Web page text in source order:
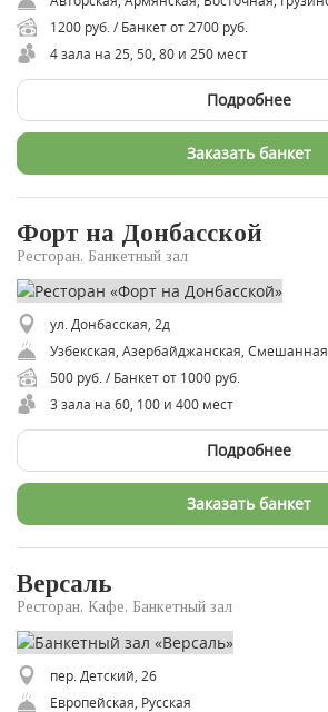
1200 руб. / Банкет от 2700 руб.
4 зала на 25, 50, 80 и 250 мест
Подробнее
Заказать банкет
Форт на Донбасской
Ресторан, Банкетный зал
ул. Донбасская, 2д
Узбекская, Азербайджанская, Смешанная
500 руб. / Банкет от 1000 руб.
3 зала на 60, 100 и 400 мест
Подробнее
Заказать банкет
Версаль
Ресторан, Кафе, Банкетный зал
пер. Детский, 26
Европейская, Русская